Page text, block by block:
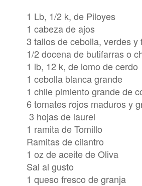
1 Lb, 1/2 k, de Piloyes
1 cabeza de ajos
3 tallos de cebolla, verdes y
1/2 docena de butifarras o
1 lb, 12 k, de lomo de cerdo
1 cebolla blanca grande
1 chile pimiento grande de
6 tomates rojos maduros y
3 hojas de laurel
1 ramita de Tomillo
Ramitas de cilantro
1 oz de aceite de Oliva
Sal al gusto
1 queso fresco de granja